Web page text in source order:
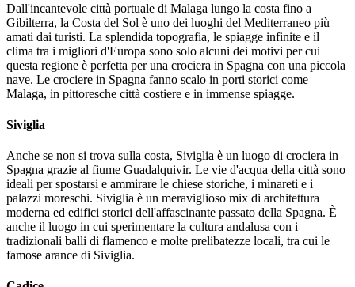
Dall'incantevole città portuale di Malaga lungo la costa fino a
Gibilterra, la Costa del Sol è uno dei luoghi del Mediterraneo più
amati dai turisti. La splendida topografia, le spiagge infinite e il
clima tra i migliori d'Europa sono solo alcuni dei motivi per cui
questa regione è perfetta per una crociera in Spagna con una piccola
nave. Le crociere in Spagna fanno scalo in porti storici come
Malaga, in pittoresche città costiere e in immense spiagge.
Siviglia
Anche se non si trova sulla costa, Siviglia è un luogo di crociera in
Spagna grazie al fiume Guadalquivir. Le vie d'acqua della città sono
ideali per spostarsi e ammirare le chiese storiche, i minareti e i
palazzi moreschi. Siviglia è un meraviglioso mix di architettura
moderna ed edifici storici dell'affascinante passato della Spagna. È
anche il luogo in cui sperimentare la cultura andalusa con i
tradizionali balli di flamenco e molte prelibatezze locali, tra cui le
famose arance di Siviglia.